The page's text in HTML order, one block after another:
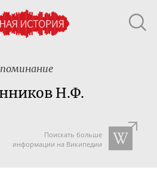
Н.Ф.
Поискать больше
информации на Википедии